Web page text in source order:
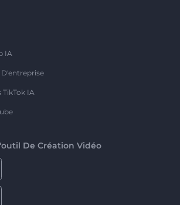
IA
IA
De Création Vidéo